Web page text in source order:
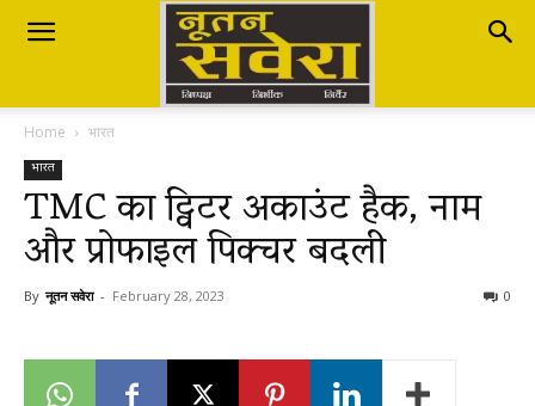
Nutan
Savera
नूतन
Home भारत
भारत
TMC का ट्विटर अकाउंट हैक, नाम
और प्रोफाइल पिक्चर बदली
By नूतन सवेरा - February 28, 2023 0